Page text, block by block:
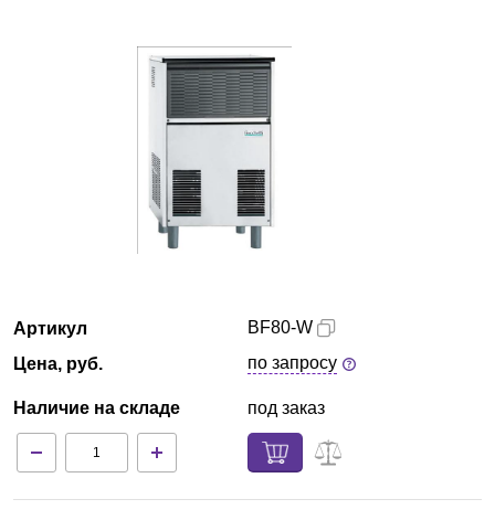
Екатеринбург
Партнеры
Доставка и оплата
Артикул
Цена, руб.
Наличие на складе
BF80-W
по запросу
под заказ